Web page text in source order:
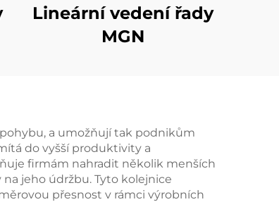
Lineární vedení řady
MGN
a umožňují tak podnikům
do vyšší produktivity a
firmám nahradit několik menších
jeho údržbu. Tyto kolejnice
přesnost v rámci výrobních